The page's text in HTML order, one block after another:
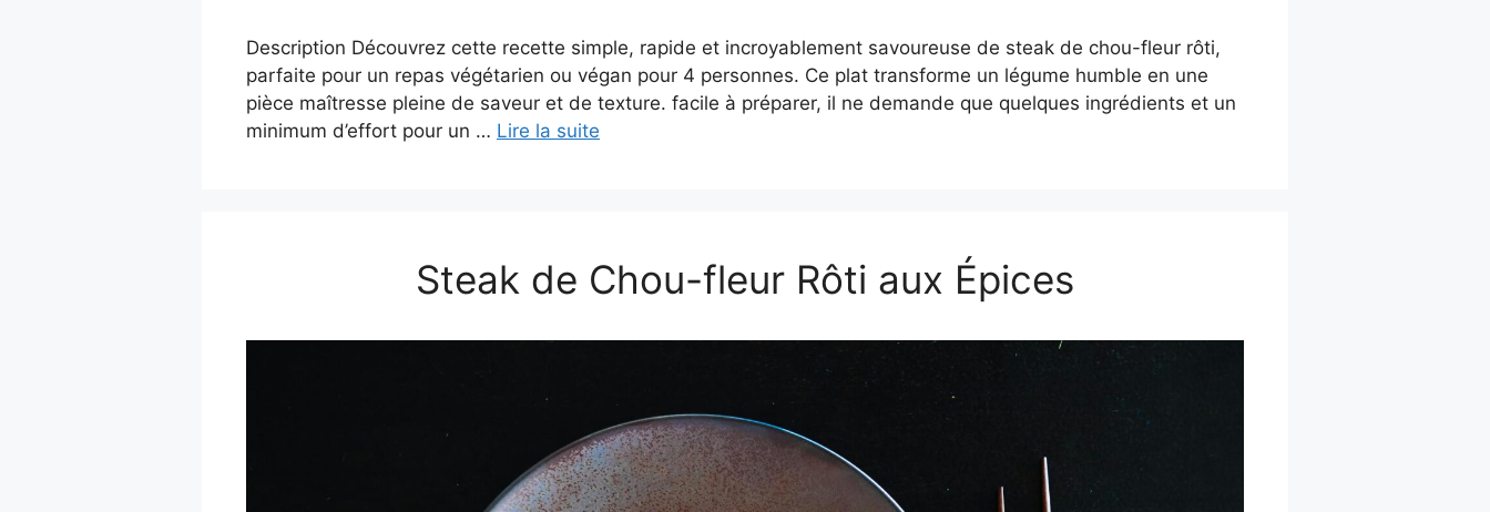
Description Découvrez cette recette simple, rapide et incroyablement savoureuse de steak de chou-fleur rôti,
parfaite pour un repas végétarien ou végan pour 4 personnes. Ce plat transforme un légume humble en une
pièce maîtresse pleine de saveur et de texture. facile à préparer, il ne demande que quelques ingrédients et un
minimum d’effort pour un … Lire la suite
Steak de Chou-fleur Rôti aux Épices